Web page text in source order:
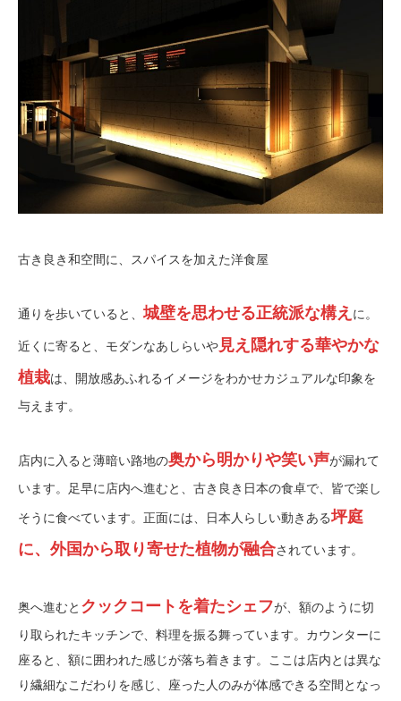
古き良き和空間に、スパイスを加えた洋食屋
通りを歩いていると、城壁を思わせる正統派な構え に。
近くに寄ると、モダンなあしらいや見え隠れする華やかな
植栽は、開放感あふれるイメージをわかせカジュアルな印象を
与えます。
店内に入ると薄暗い路地の奥から明かりや笑い声が漏れて
います。足早に店内へ進むと、古き良き日本の食卓で、皆で楽し
そうに食べています。正面には、日本人らしい動きある坪庭
に、外国から取り寄せた植物が融合されています。
奥へ進むと クックコートを着たシェフが、額のように切
り取られたキッチンで、料理を振る舞っています。カウンターに
座ると、額に囲われた感じが落ち着きます。ここは店内とは異な
り繊細なこだわりを感じ、座った人のみが体感できる空間となっ